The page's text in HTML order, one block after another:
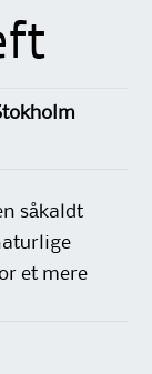
såkaldt
et mere